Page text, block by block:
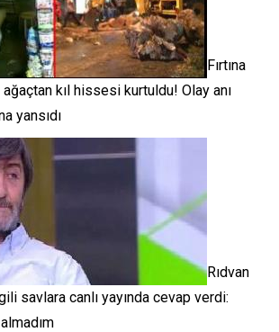
Fırtına
kıl hissesi kurtuldu! Olay anı
yansıdı
Rıdvan
savlara canlı yayında cevap verdi: